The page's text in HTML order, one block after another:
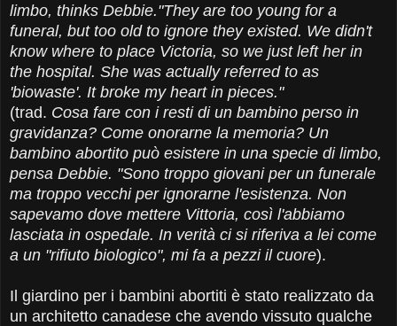
limbo, thinks Debbie."They are too young for a
funeral, but too old to ignore they existed. We didn't
know where to place Victoria, so we just left her in
the hospital. She was actually referred to as
'biowaste'. It broke my heart in pieces."
(trad. Cosa fare con i resti di un bambino perso in
gravidanza? Come onorarne la memoria? Un
bambino abortito può esistere in una specie di limbo,
pensa Debbie. "Sono troppo giovani per un funerale
ma troppo vecchi per ignorarne l'esistenza. Non
sapevamo dove mettere Vittoria, così l'abbiamo
lasciata in ospedale. In verità ci si riferiva a lei come
a un "rifiuto biologico", mi fa a pezzi il cuore).
Il giardino per i bambini abortiti è stato realizzato da
un architetto canadese che avendo vissuto qualche